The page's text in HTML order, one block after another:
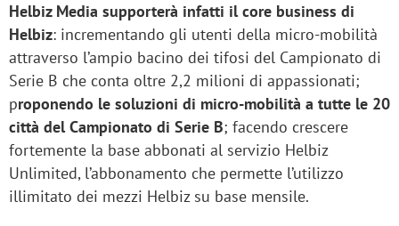
Helbiz Media supporterà infatti il core business di
Helbiz: incrementando gli utenti della micro-mobilità
attraverso l’ampio bacino dei tifosi del Campionato di
Serie B che conta oltre 2,2 milioni di appassionati;
proponendo le soluzioni di micro-mobilità a tutte le 20
città del Campionato di Serie B; facendo crescere
fortemente la base abbonati al servizio Helbiz
Unlimited, l’abbonamento che permette l’utilizzo
illimitato dei mezzi Helbiz su base mensile.